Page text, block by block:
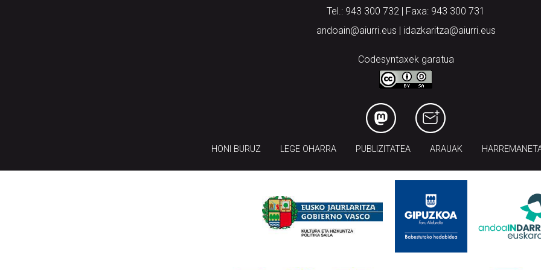
Tel.: 943 300 732 | Faxa: 943 300 731
andoain@aiurri.eus | idazkaritza@aiurri.eus
Codesyntaxek garatua
HONI BURUZ LEGE OHARRA PUBLIZITATEA ARAUAK